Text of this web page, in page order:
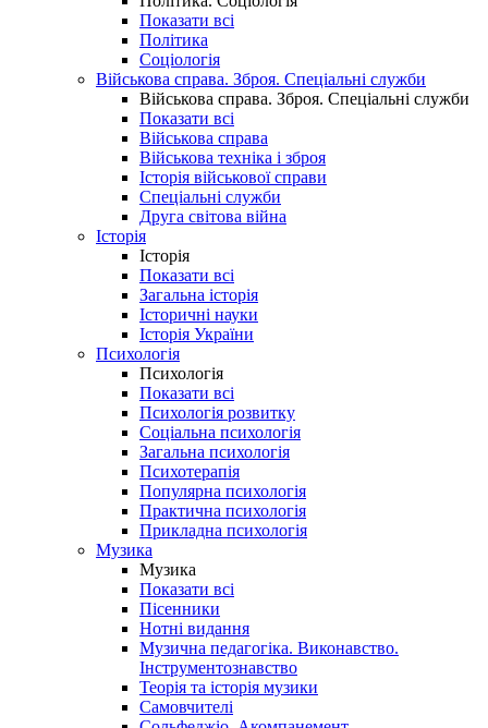
Показати всі
Політика
Соціологія
Військова справа. Зброя. Спеціальні служби
Військова справа. Зброя. Спеціальні служби
Показати всі
Військова справа
Військова техніка і зброя
Історія військової справи
Спеціальні служби
Друга світова війна
Історія
Історія
Показати всі
Загальна історія
Історичні науки
Історія України
Психологія
Психологія
Показати всі
Психологія розвитку
Соціальна психологія
Загальна психологія
Психотерапія
Популярна психологія
Практична психологія
Прикладна психологія
Музика
Музика
Показати всі
Пісенники
Нотні видання
Музична педагогіка. Виконавство.
Інструментознавство
Теорія та історія музики
Самовчителі